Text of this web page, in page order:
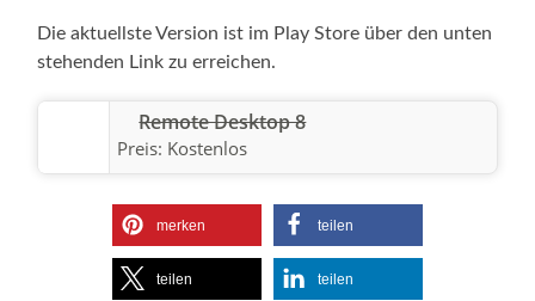
Die aktuellste Version ist im Play Store über den unten
stehenden Link zu erreichen.
Remote Desktop 8
Preis: Kostenlos
merken teilen
teilen teilen